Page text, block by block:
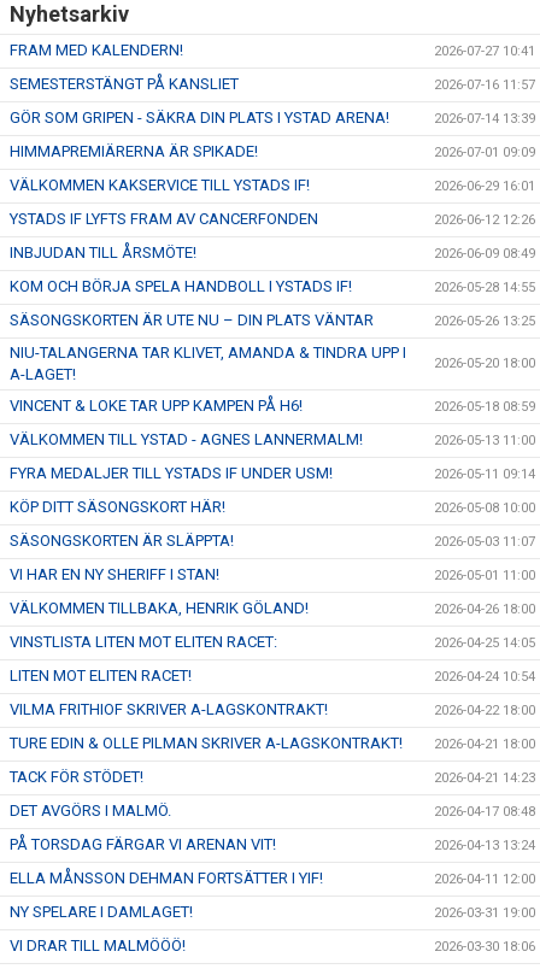
Nyhetsarkiv
FRAM MED KALENDERN! 2026-07-27 10:41
SEMESTERSTÄNGT PÅ KANSLIET 2026-07-16 11:57
GÖR SOM GRIPEN - SÄKRA DIN PLATS I YSTAD ARENA! 2026-07-14 13:39
HIMMAPREMIÄRERNA ÄR SPIKADE! 2026-07-01 09:09
VÄLKOMMEN KAKSERVICE TILL YSTADS IF! 2026-06-29 16:01
YSTADS IF LYFTS FRAM AV CANCERFONDEN 2026-06-12 12:26
INBJUDAN TILL ÅRSMÖTE! 2026-06-09 08:49
KOM OCH BÖRJA SPELA HANDBOLL I YSTADS IF! 2026-05-28 14:55
SÄSONGSKORTEN ÄR UTE NU – DIN PLATS VÄNTAR 2026-05-26 13:25
NIU-TALANGERNA TAR KLIVET, AMANDA & TINDRA UPP I
A-LAGET!
2026-05-20 18:00
VINCENT & LOKE TAR UPP KAMPEN PÅ H6! 2026-05-18 08:59
VÄLKOMMEN TILL YSTAD - AGNES LANNERMALM! 2026-05-13 11:00
FYRA MEDALJER TILL YSTADS IF UNDER USM! 2026-05-11 09:14
KÖP DITT SÄSONGSKORT HÄR! 2026-05-08 10:00
SÄSONGSKORTEN ÄR SLÄPPTA! 2026-05-03 11:07
VI HAR EN NY SHERIFF I STAN! 2026-05-01 11:00
VÄLKOMMEN TILLBAKA, HENRIK GÖLAND! 2026-04-26 18:00
VINSTLISTA LITEN MOT ELITEN RACET: 2026-04-25 14:05
LITEN MOT ELITEN RACET! 2026-04-24 10:54
VILMA FRITHIOF SKRIVER A-LAGSKONTRAKT! 2026-04-22 18:00
TURE EDIN & OLLE PILMAN SKRIVER A-LAGSKONTRAKT! 2026-04-21 18:00
TACK FÖR STÖDET! 2026-04-21 14:23
DET AVGÖRS I MALMÖ. 2026-04-17 08:48
PÅ TORSDAG FÄRGAR VI ARENAN VIT! 2026-04-13 13:24
ELLA MÅNSSON DEHMAN FORTSÄTTER I YIF! 2026-04-11 12:00
NY SPELARE I DAMLAGET! 2026-03-31 19:00
VI DRAR TILL MALMÖÖÖ! 2026-03-30 18:06